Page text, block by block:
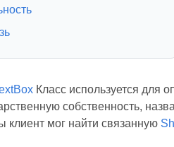
Класс используется для
собственность,
клиент мог найти связанную